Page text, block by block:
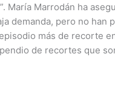
María Marrodán ha
demanda, pero no han
más de recorte
de recortes que